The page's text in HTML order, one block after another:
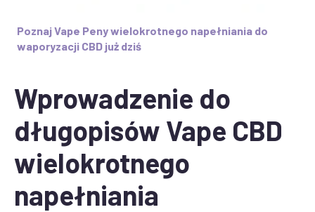
Poznaj Vape Peny wielokrotnego napełniania do
waporyzacji CBD już dziś
Wprowadzenie do
długopisów Vape CBD
wielokrotnego
napełniania